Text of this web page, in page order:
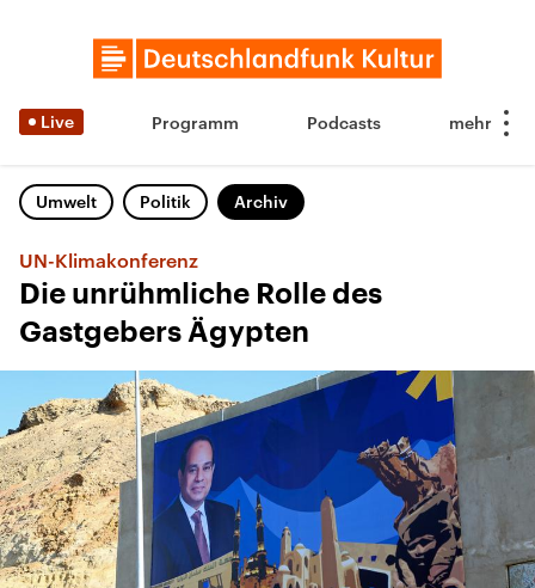
Live Programm Podcasts
Umwelt Politik Archiv
UN-Klimakonferenz
Die unrühmliche Rolle des
Gastgebers Ägypten